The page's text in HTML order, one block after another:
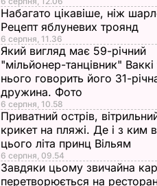
Набагато цікавіше, ніж
Рецепт яблуневих троянд
6 серпня, 11.36
Який вигляд має 59-річний
"мільйонер-танцівник"
нього говорить його 31-
дружина. Фото
6 серпня, 10.58
Приватний острів,
крикет на пляжі. Де і з ким
цього літа принц Вільям
6 серпня, 09.54
Завдяки цьому звичайна
перетворюється на